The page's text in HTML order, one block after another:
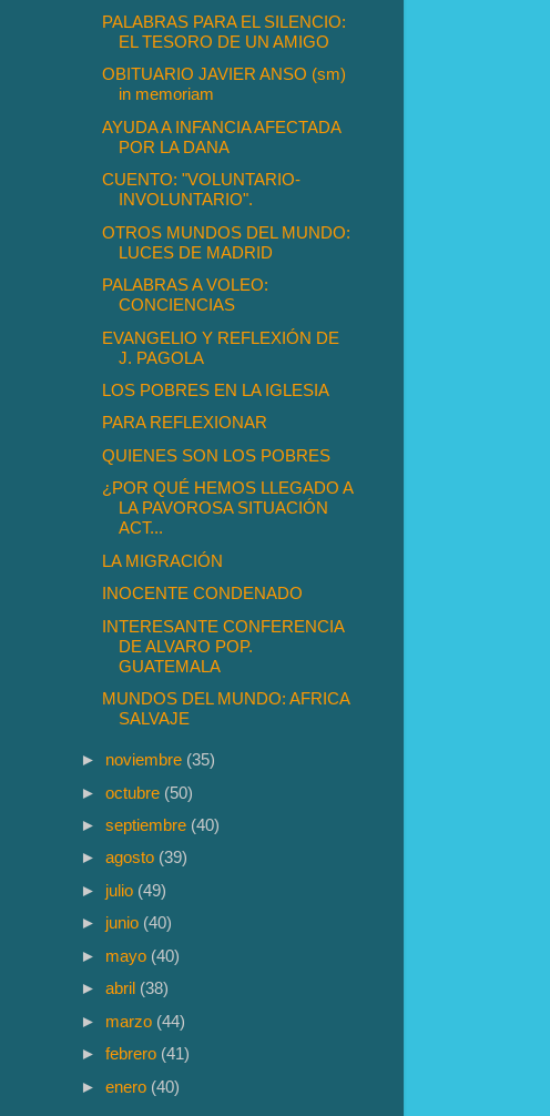
PALABRAS PARA EL SILENCIO:
EL TESORO DE UN AMIGO
OBITUARIO JAVIER ANSO (sm)
in memoriam
AYUDA A INFANCIA AFECTADA
POR LA DANA
CUENTO: "VOLUNTARIO-
INVOLUNTARIO".
OTROS MUNDOS DEL MUNDO:
LUCES DE MADRID
PALABRAS A VOLEO:
CONCIENCIAS
EVANGELIO Y REFLEXIÓN DE
J. PAGOLA
LOS POBRES EN LA IGLESIA
PARA REFLEXIONAR
QUIENES SON LOS POBRES
¿POR QUÉ HEMOS LLEGADO A
LA PAVOROSA SITUACIÓN
ACT...
LA MIGRACIÓN
INOCENTE CONDENADO
INTERESANTE CONFERENCIA
DE ALVARO POP.
GUATEMALA
MUNDOS DEL MUNDO: AFRICA
SALVAJE
► noviembre (35)
►octubre (50)
►septiembre (40)
►agosto (39)
► julio (49)
► junio (40)
► mayo (40)
►abril (38)
► marzo (44)
►febrero (41)
►enero (40)